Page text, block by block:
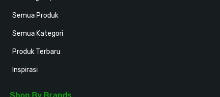
Semua Produk
Semua Kategori
Produk Terbaru
Inspirasi